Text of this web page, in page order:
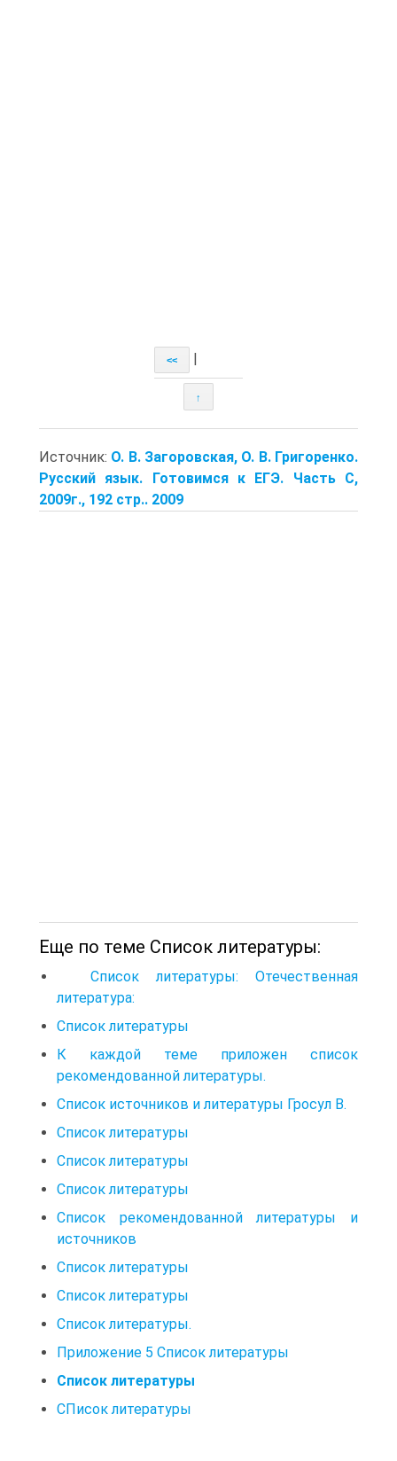
<<
↑
Источник: О. В. Загоровская, О. В. Григоренко.
Русский язык. Готовимся к ЕГЭ. Часть С,
2009г., 192 стр.. 2009
Еще по теме Список литературы:
Список литературы: Отечественная
литература:
Список литературы
К каждой теме приложен список
рекомендованной литературы.
Список источников и литературы Гросул В.
Список литературы
Список литературы
Список литературы
Список рекомендованной литературы и
источников
Список литературы
Список литературы
Список литературы.
Приложение 5 Список литературы
Список литературы
СПисок литературы